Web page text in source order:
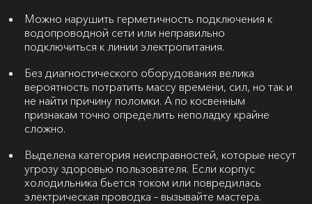
Можно нарушить герметичность подключения к
водопроводной сети или неправильно
подключиться к линии электропитания.
Без диагностического оборудования велика
вероятность потратить массу времени, сил, но так и
не найти причину поломки. А по косвенным
признакам точно определить неполадку крайне
сложно.
Выделена категория неисправностей, которые несут
угрозу здоровью пользователя. Если корпус
холодильника бьется током или повредилась
электрическая проводка – вызывайте мастера.